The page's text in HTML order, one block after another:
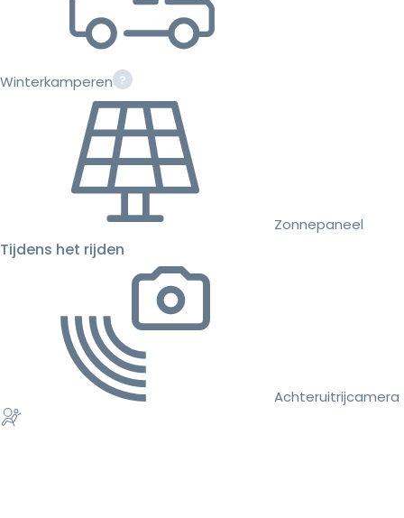
Winterkamperen
Zonnepaneel
Tijdens het rijden
Achteruitrijcamera